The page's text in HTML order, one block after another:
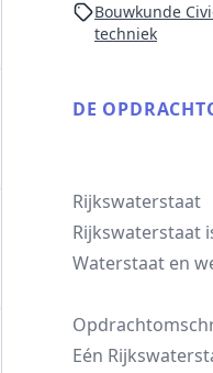
Bouwkunde
techniek
DE
Rijkswaterstaat
Rijkswaterstaat
Waterstaat en
Eén